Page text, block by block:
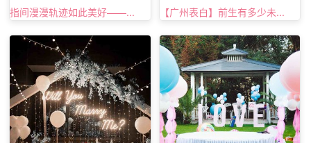
山顶求婚更适合是在夏日的时候哦。一对两人依偎在山
上看日出，躺在地上看月亮数星星都是很浪漫的事情!想想
在满天璀璨的星空下，对着心爱的她许下承诺，哇，这样的
夜晚太美妙了哦!
指间漫漫轨迹如此美好——... 【广州表白】前生有多少未...